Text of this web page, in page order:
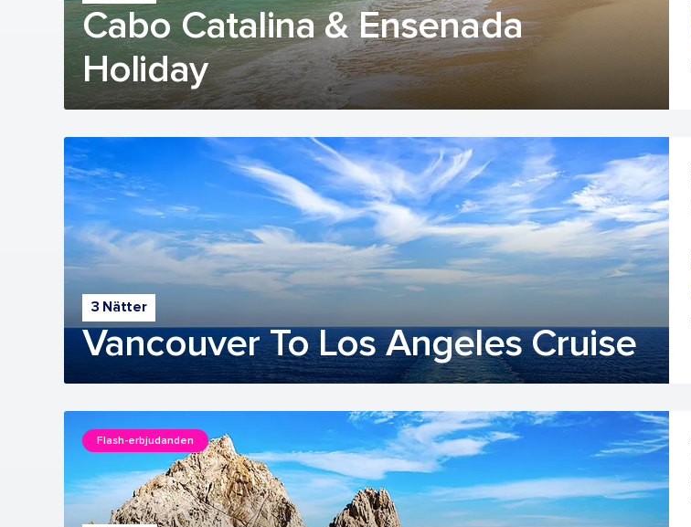
Cabo Catalina & Ensenada
Holiday
3 Nätter
Vancouver To Los Angeles Cruise
Flash-erbjudanden